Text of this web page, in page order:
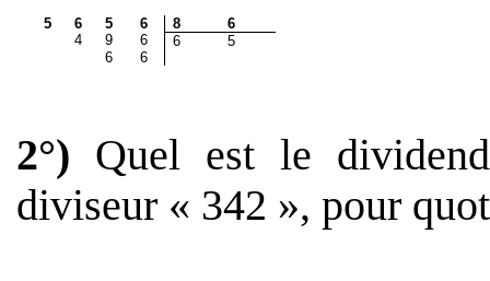
5
6 5 6 8
6
4
9 6 6
5
6
6
2°) Quel est le
diviseur « 342 », pour